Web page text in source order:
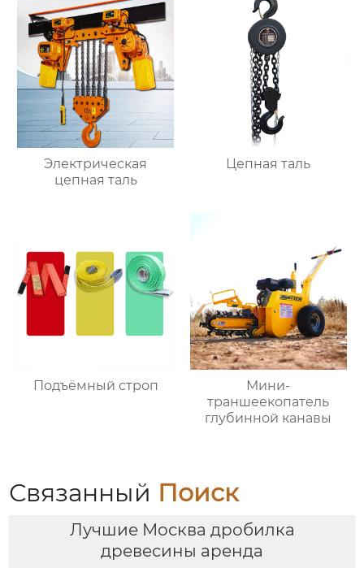
Электрическая
цепная таль
Цепная таль
Подъёмный строп
Мини-
траншеекопатель
глубинной канавы
Связанный Поиск
Лучшие Москва дробилка
древесины аренда